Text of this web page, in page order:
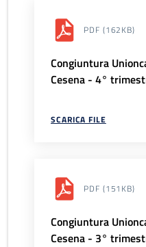
PDF (162KB)
Congiuntura
Cesena - 4°
SCARICA FILE
PDF (151KB)
Congiuntura
Cesena - 3°